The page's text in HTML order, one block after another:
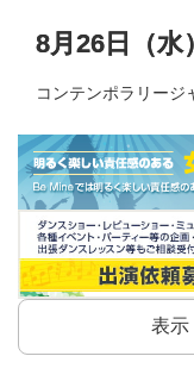
8月26日（水）
コンテンポラリージ
表示